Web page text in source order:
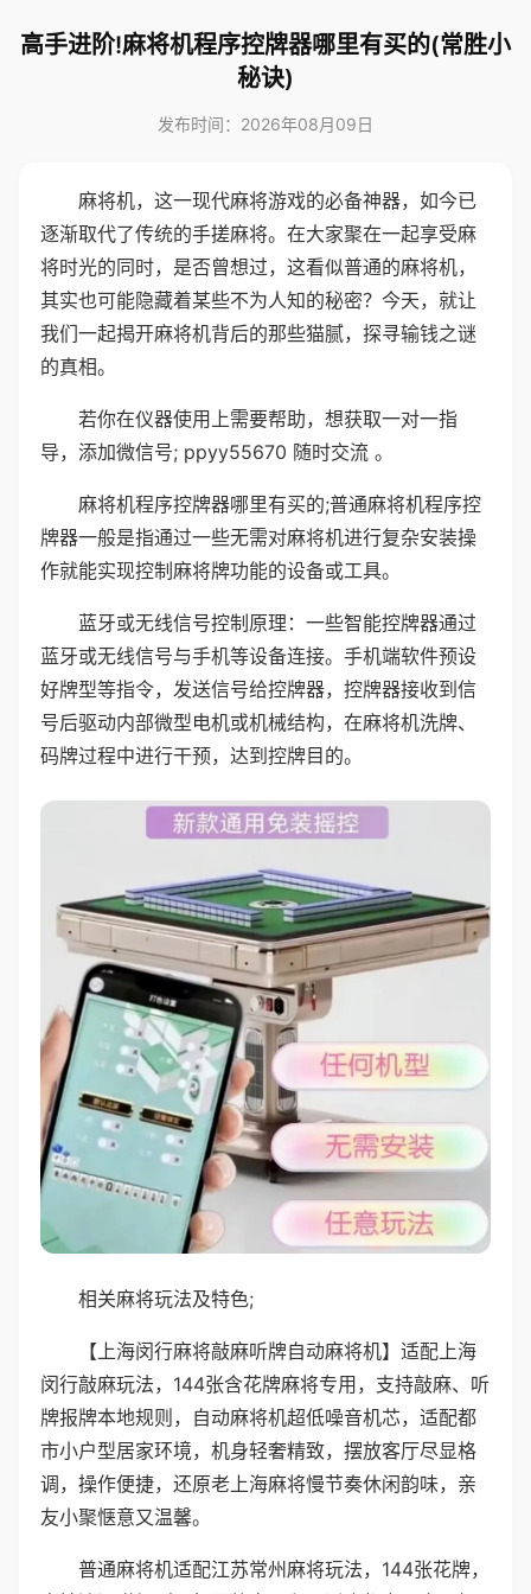
高手进阶!麻将机程序控牌器哪里有买的(常胜小
秘诀)
发布时间：2026年08月09日
麻将机，这一现代麻将游戏的必备神器，如今已
逐渐取代了传统的手搓麻将。在大家聚在一起享受麻
将时光的同时，是否曾想过，这看似普通的麻将机，
其实也可能隐藏着某些不为人知的秘密？今天，就让
我们一起揭开麻将机背后的那些猫腻，探寻输钱之谜
的真相。
若你在仪器使用上需要帮助，想获取一对一指
导，添加微信号; ppyy55670 随时交流 。
麻将机程序控牌器哪里有买的;普通麻将机程序控
牌器一般是指通过一些无需对麻将机进行复杂安装操
作就能实现控制麻将牌功能的设备或工具。
蓝牙或无线信号控制原理：一些智能控牌器通过
蓝牙或无线信号与手机等设备连接。手机端软件预设
好牌型等指令，发送信号给控牌器，控牌器接收到信
号后驱动内部微型电机或机械结构，在麻将机洗牌、
码牌过程中进行干预，达到控牌目的。
相关麻将玩法及特色;
【上海闵行麻将敲麻听牌自动麻将机】适配上海
闵行敲麻玩法，144张含花牌麻将专用，支持敲麻、听
牌报牌本地规则，自动麻将机超低噪音机芯，适配都
市小户型居家环境，机身轻奢精致，摆放客厅尽显格
调，操作便捷，还原老上海麻将慢节奏休闲韵味，亲
友小聚惬意又温馨。
普通麻将机适配江苏常州麻将玩法，144张花牌，